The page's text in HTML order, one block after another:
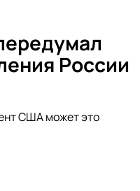
России
США может это